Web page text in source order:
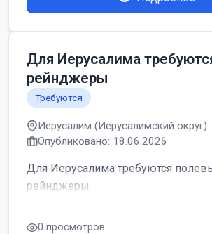
Для Иерусалима
рейнджеры
Требуются
Иерусалим (Иерусалимский округ)
Опубликовано: 18.06.2026
Для Иерусалима требуются
рейнджеры
0 просмотров